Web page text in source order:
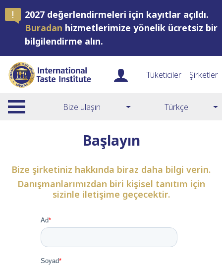
2027 değerlendirmeleri için kayıtlar açıldı.
Buradan hizmetlerimize yönelik ücretsiz bir
bilgilendirme alın.
Tüketiciler Şirketler
Bize ulaşın Türkçe
Başlayın
Bize şirketiniz hakkında biraz daha bilgi verin.
Danışmanlarımızdan biri kişisel tanıtım için
sizinle iletişime geçecektir.